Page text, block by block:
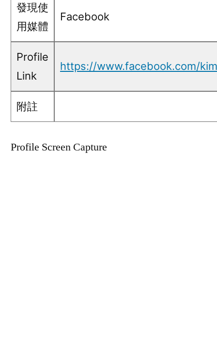
發現使
用媒體
Facebook
Profile
Link
https://www.facebook.com/
附註
Profile Screen Capture